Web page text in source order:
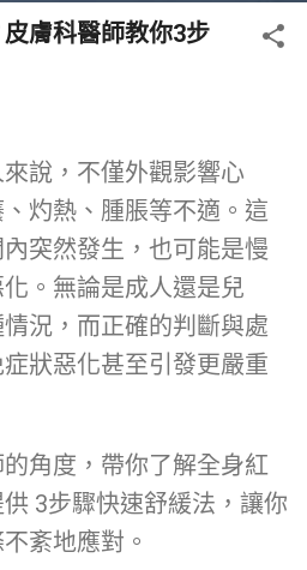
膚科醫師教你3步
說，不僅外觀影響心
灼熱、腫脹等不適。這
突然發生，也可能是慢
。無論是成人還是兒
況，而正確的判斷與處
狀惡化甚至引發更嚴重
角度，帶你了解全身紅
3步驟快速舒緩法，讓你
紊地應對。